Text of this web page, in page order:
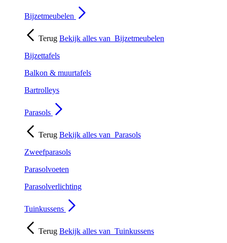
Bijzetmeubelen
Terug Bekijk alles van Bijzetmeubelen
Bijzettafels
Balkon & muurtafels
Bartrolleys
Parasols
Terug Bekijk alles van Parasols
Zweefparasols
Parasolvoeten
Parasolverlichting
Tuinkussens
Terug Bekijk alles van Tuinkussens